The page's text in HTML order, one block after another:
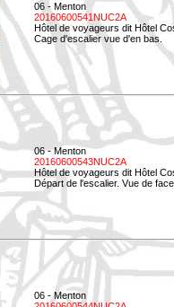
06 - Menton
20160600541NUC2A
Hôtel de voyageurs dit Hôtel
Cage d'escalier vue d'en bas.
06 - Menton
20160600543NUC2A
Hôtel de voyageurs dit Hôtel
Départ de l'escalier. Vue de
06 - Menton